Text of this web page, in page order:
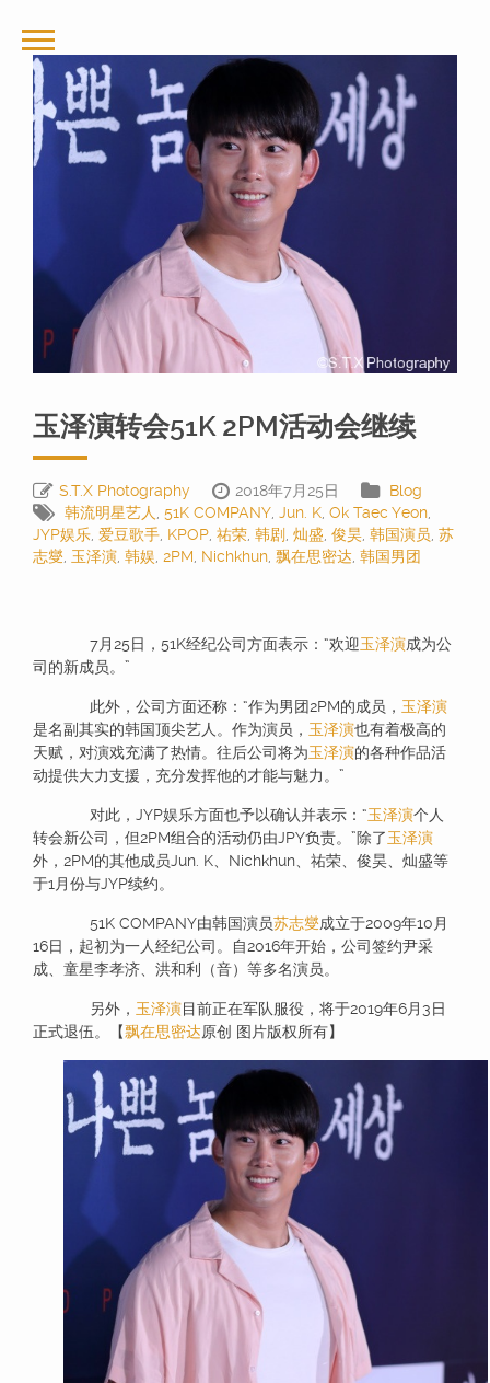
玉泽演转会51K 2PM活动会继续
S.T.X Photography 2018年7月25日
Blog
韩流明星艺人
51K COMPANY Jun. K Ok Taec Yeon
JYP娱乐 爱豆歌手 KPOP 祐荣 韩剧 灿盛 俊昊 韩国演员 苏
志燮 玉泽演 韩娱 2PM Nichkhun 飘在思密达 韩国男团
7月25日，51K经纪公司方面表示：“欢迎玉泽演成为公
司的新成员。”
此外，公司方面还称：“作为男团2PM的成员， 玉泽演
是名副其实的韩国顶尖艺人。作为演员， 玉泽演也有着极高的
天赋，对演戏充满了热情。往后公司将为玉泽演的各种作品活
动提供大力支援，充分发挥他的才能与魅力。”
对此，JYP娱乐方面也予以确认并表示：“玉泽演个人
转会新公司，但2PM组合的活动仍由JPY负责。”除了玉泽演
外，2PM的其他成员Jun. K、Nichkhun、祐荣、俊昊、灿盛等
于1月份与JYP续约。
51K COMPANY由韩国演员苏志燮成立于2009年10月
16日，起初为一人经纪公司。自2016年开始，公司签约尹采
成、童星李孝济、洪和利（音）等多名演员。
另外， 玉泽演目前正在军队服役，将于2019年6月3日
正式退伍。【飘在思密达原创 图片版权所有】